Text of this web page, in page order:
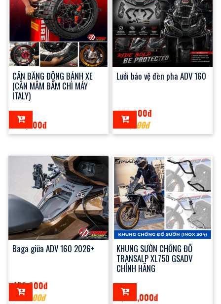
CÂN BẰNG ĐỘNG BÁNH XE
(CÂN MÂM BẤM CHÌ MÁY
ITALY)
100,000đ
Lưới bảo vệ đèn pha ADV 160
450,000đ
500,000đ
Baga giữa ADV 160 2026+
450,000đ
550,000đ
KHUNG SƯỜN CHỐNG ĐỔ
TRANSALP XL750 GSADV
CHÍNH HÃNG
4,850,000đ